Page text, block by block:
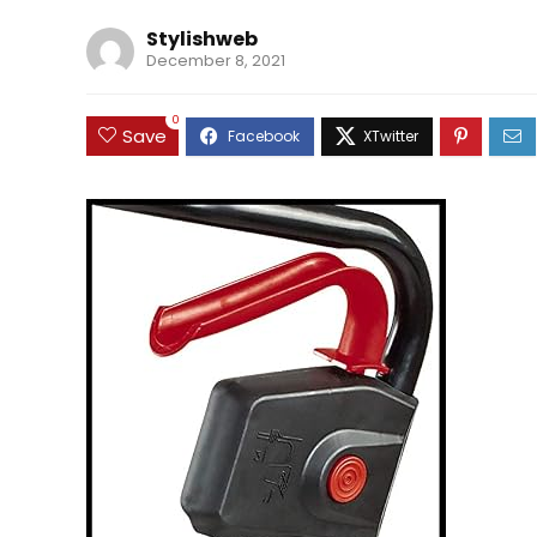
Stylishweb
December 8, 2021
Save
0